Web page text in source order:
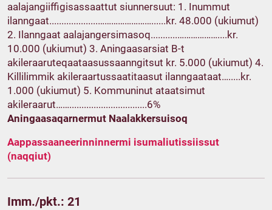
aalajangiiffigisassaattut siunnersuut: 1. Inummut
ilanngaat....................……………………......kr. 48.000 (ukiumut)
2. Ilanngaat aalajangersimasoq...........………………....kr.
10.000 (ukiumut) 3. Aningaasarsiat B-t
akileraaruteqaataasussaanngitsut kr. 5.000 (ukiumut) 4.
Killilimmik akileraartussaatitaasut ilanngaataat….....kr.
1.000 (ukiumut) 5. Kommuninut ataatsimut
akileraarut……................................6%
Aningaasaqarnermut Naalakkersuisoq
Aappassaaneerinninnermi isumaliutissiissut
(naqqiut)
Imm./pkt.: 21